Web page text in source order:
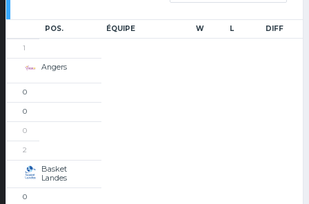
POS. ÉQUIPE W L DIFF
1
Angers
0
0
0
2
Basket
Landes
0